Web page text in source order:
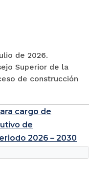
de 2026.
Superior de la
de construcción
cargo de
de
2026 – 2030